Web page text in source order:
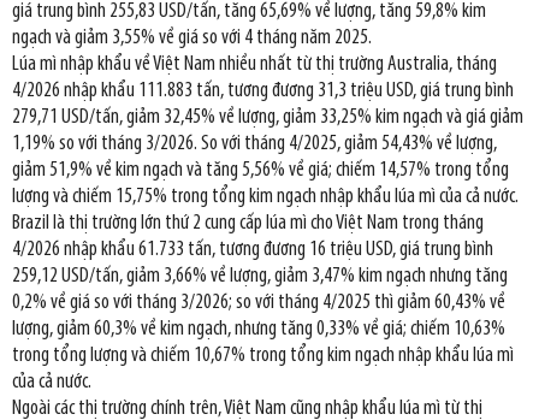
giá trung bình 255,83 USD/tấn, tăng 65,69% về lượng, tăng 59,8% kim
ngạch và giảm 3,55% về giá so với 4 tháng năm 2025.
Lúa mì nhập khẩu về Việt Nam nhiều nhất từ thị trường Australia, tháng
4/2026 nhập khẩu 111.883 tấn, tương đương 31,3 triệu USD, giá trung bình
279,71 USD/tấn, giảm 32,45% về lượng, giảm 33,25% kim ngạch và giá giảm
1,19% so với tháng 3/2026. So với tháng 4/2025, giảm 54,43% về lượng,
giảm 51,9% về kim ngạch và tăng 5,56% về giá; chiếm 14,57% trong tổng
lượng và chiếm 15,75% trong tổng kim ngạch nhập khẩu lúa mì của cả nước.
Brazil là thị trường lớn thứ 2 cung cấp lúa mì cho Việt Nam trong tháng
4/2026 nhập khẩu 61.733 tấn, tương đương 16 triệu USD, giá trung bình
259,12 USD/tấn, giảm 3,66% về lượng, giảm 3,47% kim ngạch nhưng tăng
0,2% về giá so với tháng 3/2026; so với tháng 4/2025 thì giảm 60,43% về
lượng, giảm 60,3% về kim ngạch, nhưng tăng 0,33% về giá; chiếm 10,63%
trong tổng lượng và chiếm 10,67% trong tổng kim ngạch nhập khẩu lúa mì
của cả nước.
Ngoài các thị trường chính trên, Việt Nam cũng nhập khẩu lúa mì từ thị